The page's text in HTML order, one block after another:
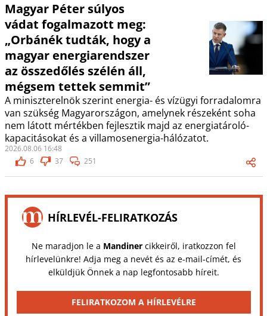
Magyar Péter súlyos
vádat fogalmazott meg:
„Orbánék tudták, hogy a
magyar energiarendszer
az összedőlés szélén áll,
mégsem tettek semmit”
A miniszterelnök szerint energia- és vízügyi forradalomra
van szükség Magyarországon, amelynek részeként soha
nem látott mértékben fejlesztik majd az energiatároló-
kapacitásokat és a villamosenergia-hálózatot.
2026.08.06 16:48
6
37 251
HÍRLEVÉL-FELIRATKOZÁS
Ne maradjon le a Mandinercikkeiről, iratkozzon fel
hírlevelünkre! Adja meg a nevét és az e-mail-címét, és
elküldjük Önnek a nap legfontosabb híreit.
FELIRATKOZOM A HÍRLEVÉLRE